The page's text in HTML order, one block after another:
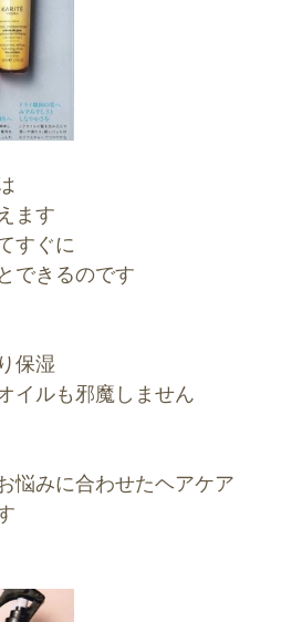
ます
すぐに
できるのです
保湿
イルも邪魔しません
悩みに合わせたヘアケア